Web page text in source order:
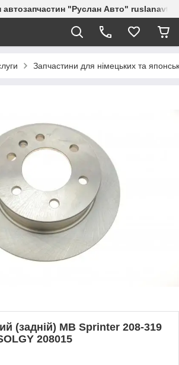
автозапчастин "Руслан Авто"
Запчастини для німецьких та
(задній) MB Sprinter 208-319
208015